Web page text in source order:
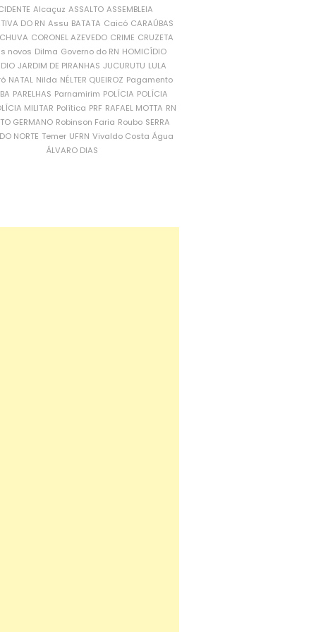
Alcaçuz ASSALTO ASSEMBLEIA
DO RN Assu BATATA Caicó CARAÚBAS
CORONEL AZEVEDO CRIME CRUZETA
novos Dilma Governo do RN HOMICÍDIO
JARDIM DE PIRANHAS JUCURUTU LULA
NATAL Nilda NÉLTER QUEIROZ Pagamento
PARELHAS Parnamirim POLÍCIA POLÍCIA
MILITAR Política PRF RAFAEL MOTTA RN
GERMANO Robinson Faria Roubo SERRA
NORTE Temer UFRN Vivaldo Costa Água
ÁLVARO DIAS